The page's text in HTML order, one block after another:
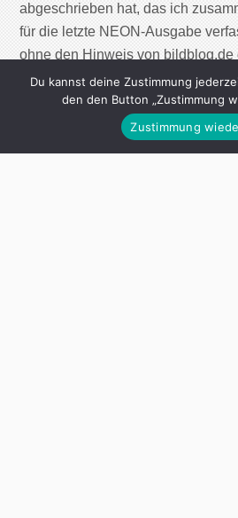
abgeschrieben hat, das ich
für die letzte NEON-Ausgabe
ohne den Hinweis von bildblog.de
steht im Grunde alles […]
Continue
Du kannst deine Zustimmung
den den Button „Zustimmung
Zustimmung